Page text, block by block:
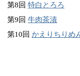
第8回 特白とろろ
第9回 牛肉茶漬
第10回 かえりちりめ